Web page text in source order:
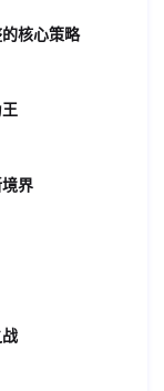
核心策略
界